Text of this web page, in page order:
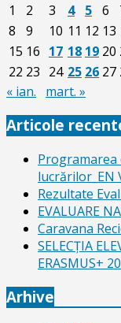
1
2 3 4 5 6
8
9 10 11 12 13
15 16 17 18 19 20
22 23 24 25 26 27
« ian.
mart. »
Articole
lucrărilor_EN
Rezultate
EVALUARE
Caravana
SELECŢIA
ERASMUS+
Arhive